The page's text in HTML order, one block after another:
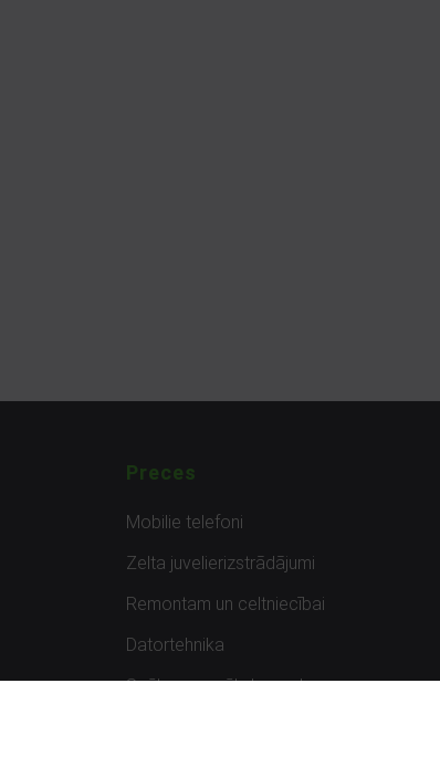
Preces
Mobilie telefoni
Zelta juvelierizstrādājumi
Remontam un celtniecībai
Datortehnika
Spēles un spēļu konsoles